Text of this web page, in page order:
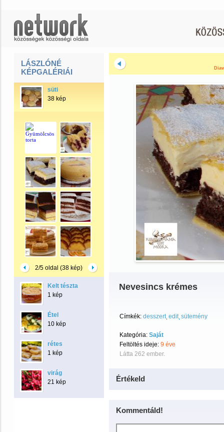
LÁSZLÓNÉ
KÉPGALÉRIÁI
süti
38 kép
2/5 oldal (38 kép)
Kelt tészta
1 kép
Étel
10 kép
rétes
1 kép
virág
21 kép
Nevesincs krémes
Címkék: desszert edit sütemény
Kategória: Saját
Feltöltés ideje: 9 éve
Látta 262 ember.
Értékeld
Kommentáld!